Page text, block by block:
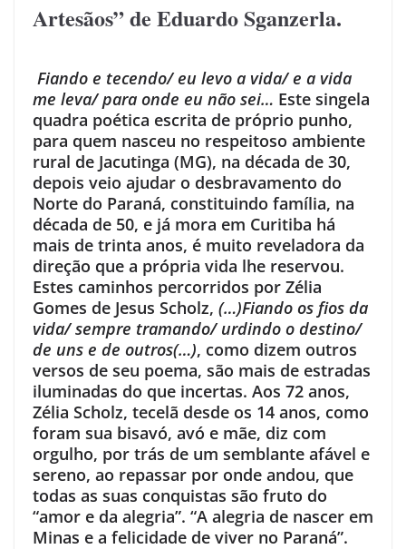
Artesãos” de Eduardo Sganzerla.
Fiando e tecendo/ eu levo a vida/ e a vida
me leva/ para onde eu não sei… Este singela
quadra poética escrita de próprio punho,
para quem nasceu no respeitoso ambiente
rural de Jacutinga (MG), na década de 30,
depois veio ajudar o desbravamento do
Norte do Paraná, constituindo família, na
década de 50, e já mora em Curitiba há
mais de trinta anos, é muito reveladora da
direção que a própria vida lhe reservou.
Estes caminhos percorridos por Zélia
Gomes de Jesus Scholz, (…)Fiando os fios da
vida/ sempre tramando/ urdindo o destino/
de uns e de outros(…), como dizem outros
versos de seu poema, são mais de estradas
iluminadas do que incertas. Aos 72 anos,
Zélia Scholz, tecelã desde os 14 anos, como
foram sua bisavó, avó e mãe, diz com
orgulho, por trás de um semblante afável e
sereno, ao repassar por onde andou, que
todas as suas conquistas são fruto do
“amor e da alegria”. “A alegria de nascer em
Minas e a felicidade de viver no Paraná”.